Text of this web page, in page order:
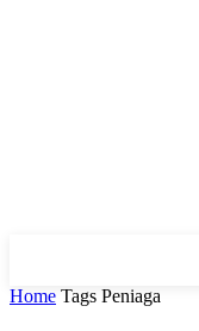
Home Tags Peniaga